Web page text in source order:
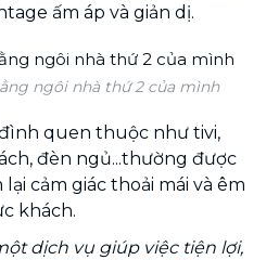
ấm áp và giản dị.
ngôi nhà thứ 2 của mình
quen thuộc như tivi,
đèn ngủ...thường được
cảm giác thoải mái và êm
khách.
dịch vụ giúp việc tiện lợi,